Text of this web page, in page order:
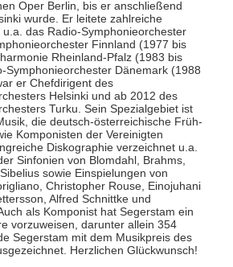
Oper Berlin, bis er anschließend
wurde. Er leitete zahlreiche
das Radio-Symphonieorchester
Finnland (1977 bis
Rheinland-Pfalz (1983 bis
Symphonieorchester Dänemark (1988
er Chefdirigent des
Helsinki und ab 2012 des
Turku. Sein Spezialgebiet ist
die deutsch-österreichische Früh-
Komponisten der Vereinigten
Diskographie verzeichnet u.a.
Sinfonien von Blomdahl, Brahms,
sowie Einspielungen von
Christopher Rouse, Einojuhani
Alfred Schnittke und
als Komponist hat Segerstam ein
vorzuweisen, darunter allein 354
Segerstam mit dem Musikpreis des
Herzlichen Glückwunsch!